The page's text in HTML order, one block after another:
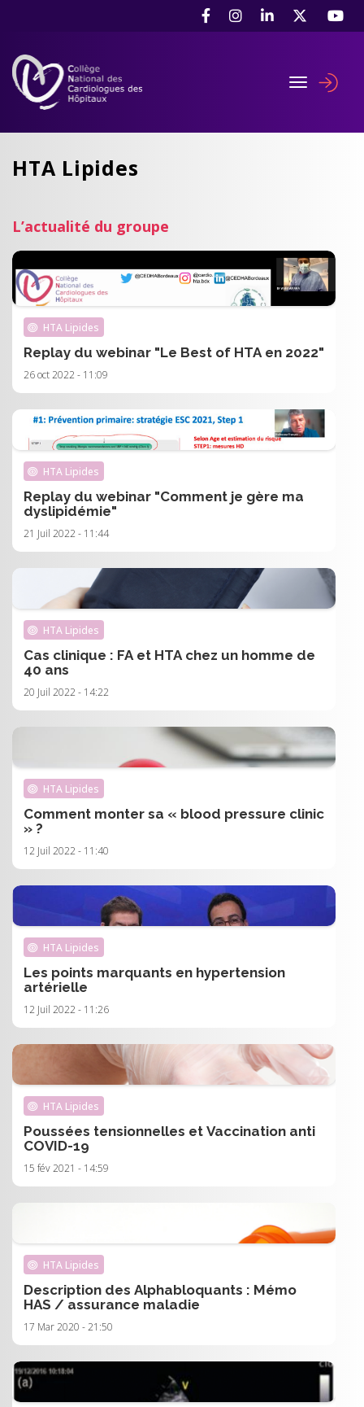
principal
User
Toggle
HTA Lipides
L’actualité du groupe
HTA Lipides
Replay du webinar "Le Best of HTA en 2022"
26 oct 2022 - 11:09
HTA Lipides
Replay du webinar "Comment je gère ma
dyslipidémie"
21 Juil 2022 - 11:44
HTA Lipides
Cas clinique : FA et HTA chez un homme de
40 ans
20 Juil 2022 - 14:22
HTA Lipides
Comment monter sa « blood pressure clinic
» ?
12 Juil 2022 - 11:40
HTA Lipides
Les points marquants en hypertension
artérielle
12 Juil 2022 - 11:26
HTA Lipides
Poussées tensionnelles et Vaccination anti
COVID-19
15 fév 2021 - 14:59
HTA Lipides
Description des Alphabloquants : Mémo
HAS / assurance maladie
17 Mar 2020 - 21:50